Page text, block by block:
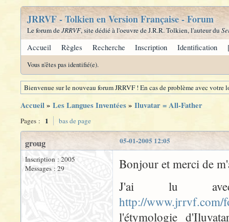
JRRVF - Tolkien en Version Française - Forum
Le forum deJRRVF, site dédié à l'oeuvre de J.R.R. Tolkien, l'auteur du
Accueil Règles Recherche Inscription Identification
Vous n'êtes pas identifié(e).
Bienvenue sur le nouveau forum JRRVF ! En cas de problème avec
Accueil» Les Langues Inventées» Iluvatar = All-Father
Pages : 1 bas de page
05-01-2005 12:05
groug
Inscription : 2005
Messages : 29
Bonjour et merci de
J'ai lu
http://
l'étymologie